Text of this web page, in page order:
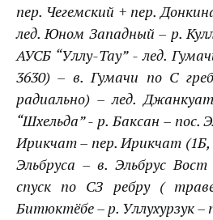
пер. Чегемский + пер.
лед. Юном Западный – р.
АУСБ “Уллу-Тау” - лед.
3630) – в. Гумачи по С
радиально) – лед.
“Шхельда” - р. Баксан – пос.
Ирикчат – пер. Ирикчат (1Б,
Эльбруса – в. Эльбрус
спуск по СЗ ребру (
Битюктёбе – р. Уллухурзук –